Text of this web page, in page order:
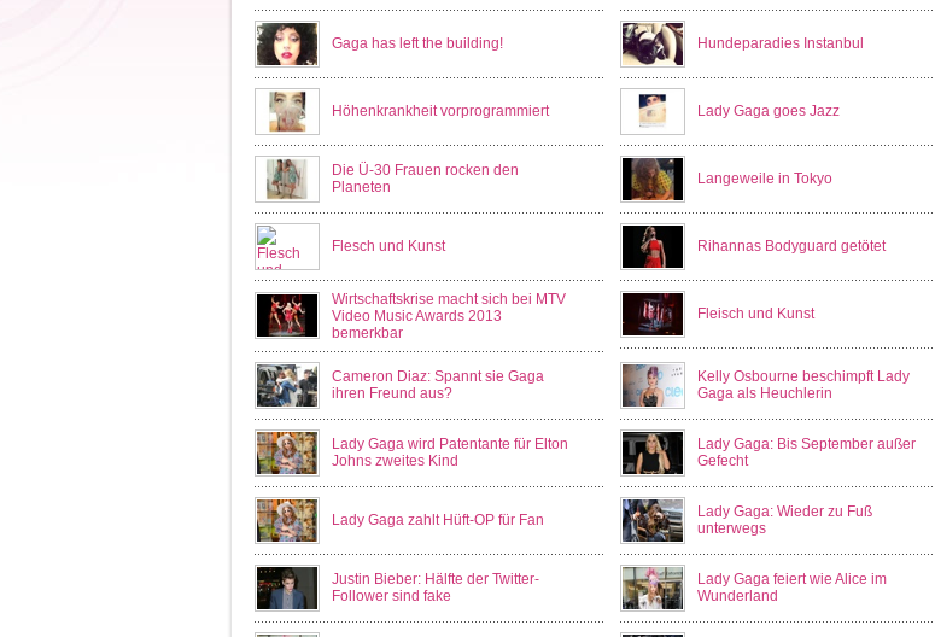
Gaga has left the building! Hundeparadies Instanbul
Höhenkrankheit vorprogrammiert Lady Gaga goes Jazz
Die Ü-30 Frauen rocken den
Planeten
Langeweile in Tokyo
Flesch und Kunst Rihannas Bodyguard getötet
Wirtschaftskrise macht sich bei MTV
Video Music Awards 2013
bemerkbar
Fleisch und Kunst
Cameron Diaz: Spannt sie Gaga
ihren Freund aus?
Kelly Osbourne beschimpft Lady
Gaga als Heuchlerin
Lady Gaga wird Patentante für Elton
Johns zweites Kind
Lady Gaga: Bis September außer
Gefecht
Lady Gaga zahlt Hüft-OP für Fan
Lady Gaga: Wieder zu Fuß
unterwegs
Justin Bieber: Hälfte der Twitter-
Follower sind fake
Lady Gaga feiert wie Alice im
Wunderland